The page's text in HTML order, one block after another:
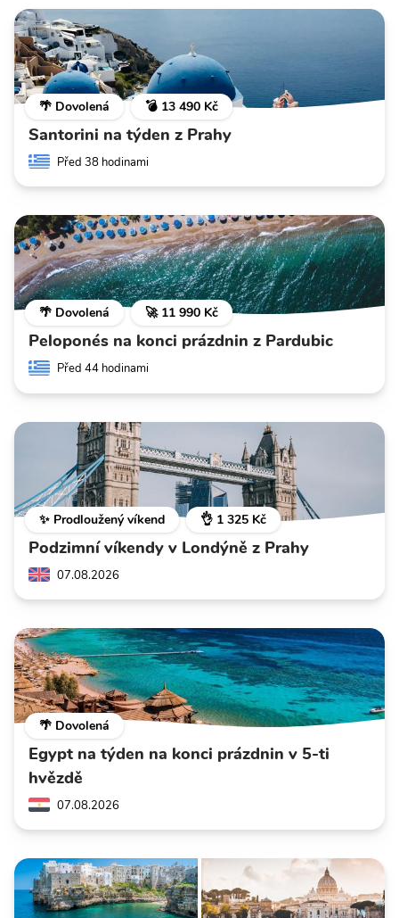
🌴 Dovolená 💣 13 490 Kč
Santorini na týden z Prahy
Před 38 hodinami
🌴 Dovolená 🚀 11 990 Kč
Peloponés na konci prázdnin z Pardubic
Před 44 hodinami
✨ Prodloužený víkend 👌 1 325 Kč
Podzimní víkendy v Londýně z Prahy
07.08.2026
🌴 Dovolená
Egypt na týden na konci prázdnin v 5-ti
hvězdě
07.08.2026